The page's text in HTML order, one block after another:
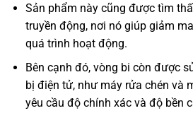
Sản phẩm này cũng được tìm
truyền động, nơi nó giúp giảm
quá trình hoạt động.
Bên cạnh đó, vòng bi còn được
bị điện tử, như máy rửa chén và
yêu cầu độ chính xác và độ bền